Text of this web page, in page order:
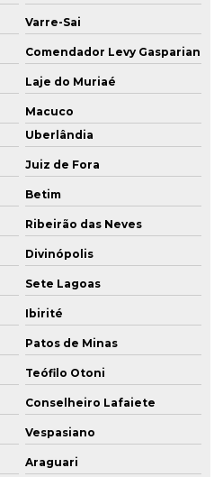
Varre-Sai
Comendador Levy Gasparian
Laje do Muriaé
Macuco
Uberlândia
Juiz de Fora
Betim
Ribeirão das Neves
Divinópolis
Sete Lagoas
Ibirité
Patos de Minas
Teófilo Otoni
Conselheiro Lafaiete
Vespasiano
Araguari